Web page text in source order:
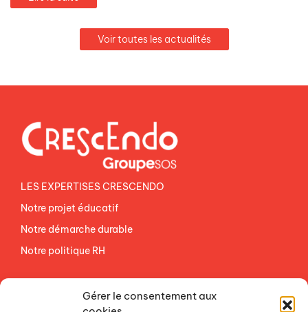
Gérer le consentement aux
Voir toutes les actualités
LES EXPERTISES CRESCENDO
Notre projet éducatif
Notre démarche durable
Notre politique RH